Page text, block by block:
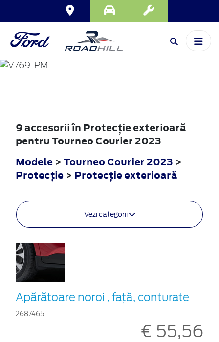
TOURNEO
COURIER
9 accesorii în Protecţie exterioară
pentru Tourneo Courier 2023
Modele > Tourneo Courier 2023 >
Protecţie > Protecţie exterioară
Vezi categorii
Apărătoare noroi , față, conturate
2687465
€ 55,56